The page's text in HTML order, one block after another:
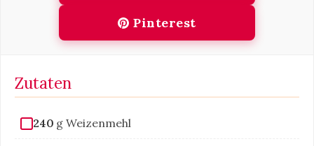
Pinterest
Zutaten
240 g Weizenmehl